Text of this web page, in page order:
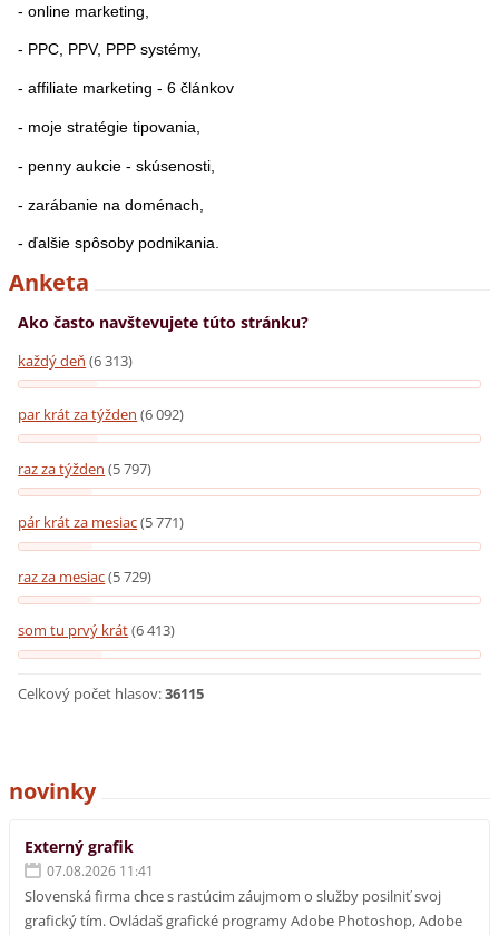
- online marketing,
- PPC, PPV, PPP systémy,
- affiliate marketing - 6 článkov
- moje stratégie tipovania,
- penny aukcie - skúsenosti,
- zarábanie na doménach,
- ďalšie spôsoby podnikania.
Anketa
Ako často navštevujete túto stránku?
každý deň (6 313)
par krát za týžden (6 092)
raz za týžden (5 797)
pár krát za mesiac(5 771)
raz za mesiac(5 729)
som tu prvý krát(6 413)
Celkový počet hlasov:36115
novinky
Externý grafik
07.08.2026 11:41
Slovenská firma chce s rastúcim záujmom o služby posilniť svoj
grafický tím. Ovládaš grafické programy Adobe Photoshop, Adobe